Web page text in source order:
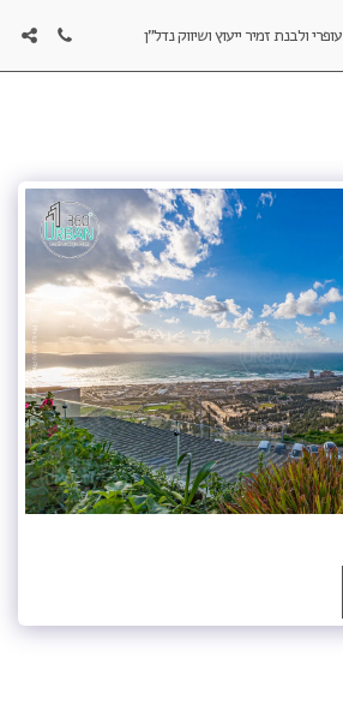
עופרי ולבנת זמיר ייעוץ ושיווק נדל"ן